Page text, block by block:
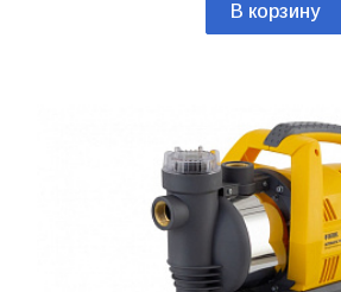
В корзину